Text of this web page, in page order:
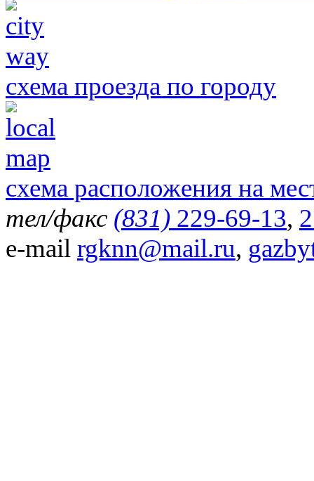
схема проезда по городу
схема расположения на
тел/факс (831) 229-69-13,
e-mail rgknn@mail.ru,